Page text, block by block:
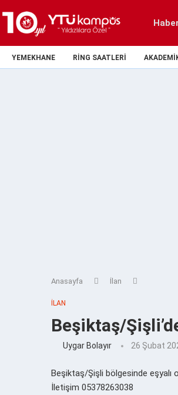
YEMEKHANE RING SAATLERI
Anasayfa İlan
İLAN
Beşiktaş/
Uygar Bolayır 26 Şubat
Beşiktaş/Şişli bölgesinde eşyalı
İletişim 05378263038